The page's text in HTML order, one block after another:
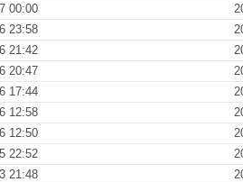
00:00
23:58
21:42
20:47
17:44
12:58
12:50
22:52
21:48